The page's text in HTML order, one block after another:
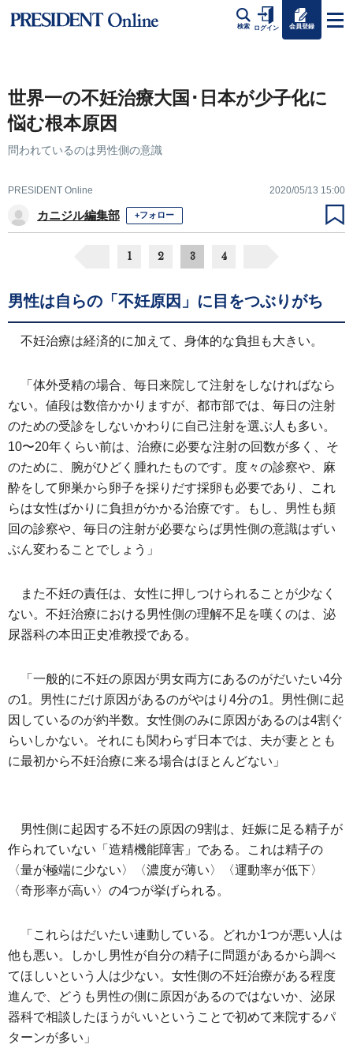
検索 ログイン 会員登録
世界一の不妊治療大国･日本が少子化に
悩む根本原因
問われているのは男性側の意識
PRESIDENT Online 2020/05/13 15:00
カニジル編集部 +フォロー
1 2 3 4
男性は自らの「不妊原因」に目をつぶりがち
不妊治療は経済的に加えて、身体的な負担も大きい。
「体外受精の場合、毎日来院して注射をしなければなら
ない。値段は数倍かかりますが、都市部では、毎日の注射
のための受診をしないかわりに自己注射を選ぶ人も多い。
10〜20年くらい前は、治療に必要な注射の回数が多く、そ
のために、腕がひどく腫れたものです。度々の診察や、麻
酔をして卵巣から卵子を採りだす採卵も必要であり、これ
らは女性ばかりに負担がかかる治療です。もし、男性も頻
回の診察や、毎日の注射が必要ならば男性側の意識はずい
ぶん変わることでしょう」
また不妊の責任は、女性に押しつけられることが少なく
ない。不妊治療における男性側の理解不足を嘆くのは、泌
尿器科の本田正史准教授である。
「一般的に不妊の原因が男女両方にあるのがだいたい4分
の1。男性にだけ原因があるのがやはり4分の1。男性側に起
因しているのが約半数。女性側のみに原因があるのは4割ぐ
らいしかない。それにも関わらず日本では、夫が妻ととも
に最初から不妊治療に来る場合はほとんどない」
男性側に起因する不妊の原因の9割は、妊娠に足る精子が
作られていない「造精機能障害」である。これは精子の
〈量が極端に少ない〉〈濃度が薄い〉〈運動率が低下〉
〈奇形率が高い〉の4つが挙げられる。
「これらはだいたい連動している。どれか1つが悪い人は
他も悪い。しかし男性が自分の精子に問題があるから調べ
てほしいという人は少ない。女性側の不妊治療がある程度
進んで、どうも男性の側に原因があるのではないか、泌尿
器科で相談したほうがいいということで初めて来院するパ
ターンが多い」